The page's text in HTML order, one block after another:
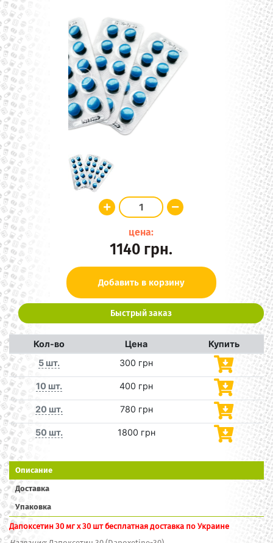
Кол-во Цена
Купить
5 шт.
300 грн
10 шт. 400 грн
20 шт. 780 грн
50 шт. 1800 грн
Описание
Доставка
Упаковка
Дапоксетин 30 мг x 30 шт бесплатная доставка по Украине
цена:
1140 грн.
Добавить в корзину
Быстрый заказ